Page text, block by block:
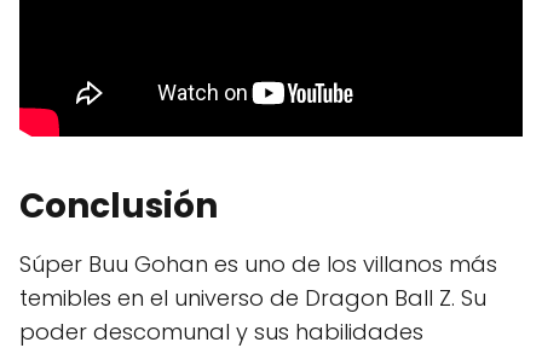
Conclusión
Súper Buu Gohan es uno de los villanos más
temibles en el universo de Dragon Ball Z. Su
poder descomunal y sus habilidades